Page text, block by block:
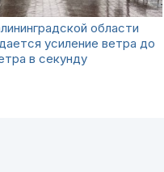
области
усиление ветра до
в секунду